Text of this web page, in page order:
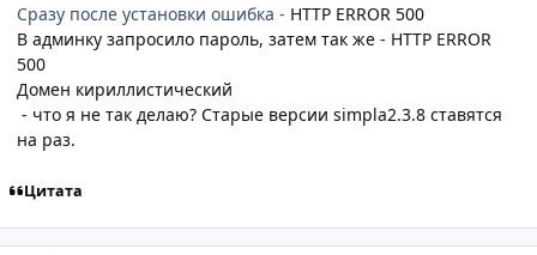
Сразу после установки ошибка - HTTP ERROR 500
В админку запросило пароль, затем так же - HTTP ERROR
500
Домен кириллистический
- что я не так делаю? Старые версии simpla2.3.8 ставятся
на раз.
Цитата